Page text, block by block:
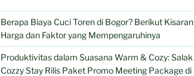
Berapa Biaya Cuci Toren di Bogor? Berikut Kisaran
Harga dan Faktor yang Mempengaruhinya
Produktivitas dalam Suasana Warm & Cozy: Salak
Cozzy Stay Rilis Paket Promo Meeting Package di